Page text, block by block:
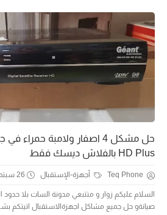
HD Plus بالفلاش ديسك فقط
Teq Phone أجهزة-الإستقبال 26 سبتمبر 2020
السلام عليكم زوار و متتبعي مدونة السات بلا
صيانةو حل جميع مشاكل اجهزةالاستقبال اتيتكم